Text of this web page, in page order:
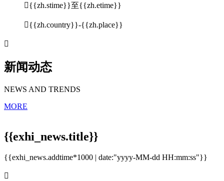
{{zh.stime}}至{{zh.etime}}
{{zh.country}}-{{zh.place}}

新闻动态
NEWS AND TRENDS
MORE
{{exhi_news.title}}
{{exhi_news.addtime*1000 | date:"yyyy-MM-dd HH:mm:ss"}}
